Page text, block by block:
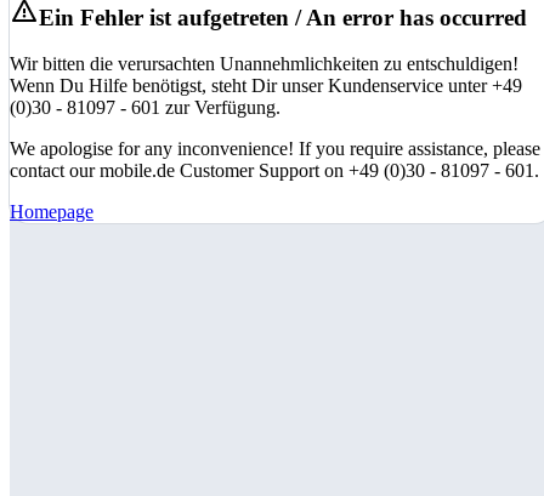
Ein Fehler ist aufgetreten / An error has occurred
Wir bitten die verursachten Unannehmlichkeiten zu entschuldigen!
Wenn Du Hilfe benötigst, steht Dir unser Kundenservice unter +49
(0)30 - 81097 - 601 zur Verfügung.
We apologise for any inconvenience! If you require assistance, please
contact our mobile.de Customer Support on +49 (0)30 - 81097 - 601.
Homepage